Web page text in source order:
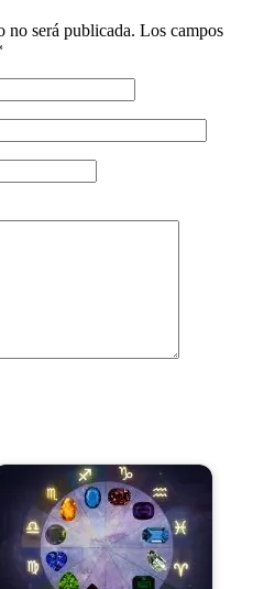
no será publicada. Los campos